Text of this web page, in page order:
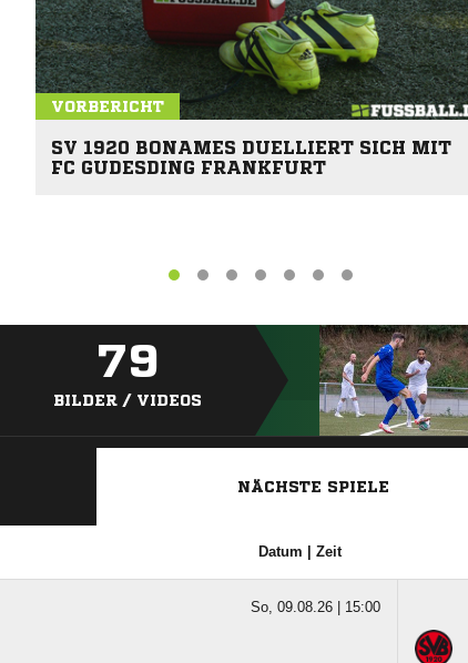
VORBERICHT
SV 1920 BONAMES DUELLIERT SICH MIT
FC GUDESDING FRANKFURT
79
BILDER / VIDEOS
NÄCHSTE SPIELE
Datum | Zeit
So, 09.08.26 | 15:00